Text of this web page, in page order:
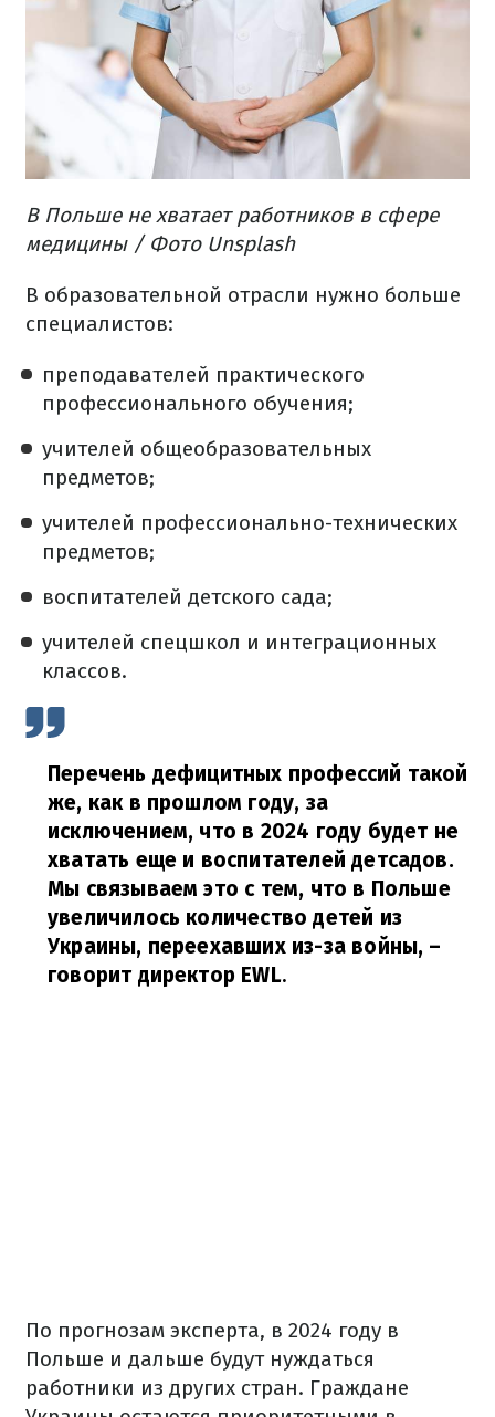
В Польше не хватает работников в сфере
медицины / Фото Unsplash
В образовательной отрасли нужно больше
специалистов:
преподавателей практического
профессионального обучения;
учителей общеобразовательных
предметов;
учителей профессионально-технических
предметов;
воспитателей детского сада;
учителей спецшкол и интеграционных
классов.
Перечень дефицитных профессий такой
же, как в прошлом году, за
исключением, что в 2024 году будет не
хватать еще и воспитателей детсадов.
Мы связываем это с тем, что в Польше
увеличилось количество детей из
Украины, переехавших из-за войны, –
говорит директор EWL.
По прогнозам эксперта, в 2024 году в
Польше и дальше будут нуждаться
работники из других стран. Граждане